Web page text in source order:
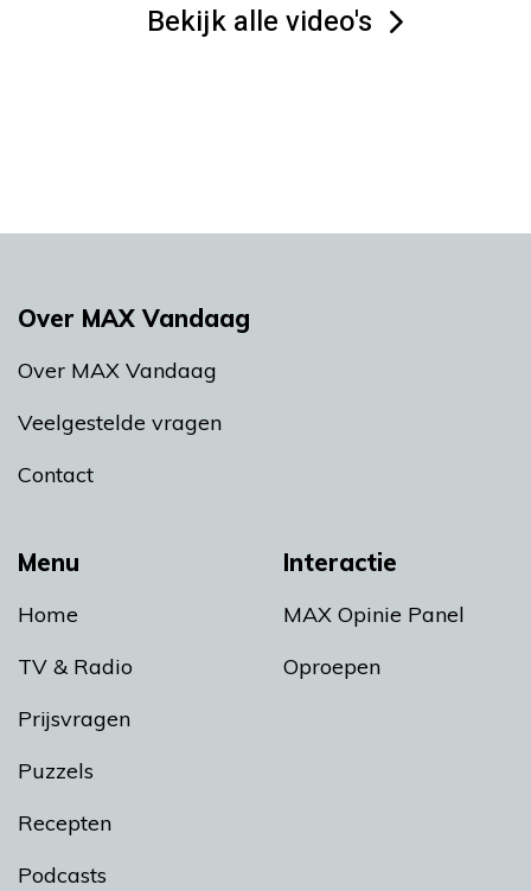
Bekijk alle video's
Menu
Home
TV & Radio
Prijsvragen
Puzzels
Recepten
Podcasts
Interactie
MAX Opinie Panel
Oproepen
Over MAX Vandaag
Over MAX Vandaag
Veelgestelde vragen
Contact